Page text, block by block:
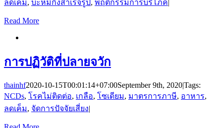
ลดเค็ม, บะหมี่กึ่งสำเร็จรูป, พฤติกรรมการบริโภค|
Read More
การปฏิวัติที่ปลายจวัก
thainhf2020-10-15T00:01:14+07:00September 9th, 2020Tags:
NCDs, โรคไม่ติดต่อ, เกลือ, โซเดียม, มาตรการภาษี, อาหาร,
ลดเค็ม, จัดการปัจจัยเสี่ยง